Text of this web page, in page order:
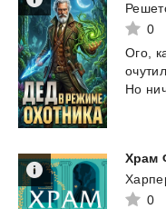
0
Ого,
Но
Храм
0